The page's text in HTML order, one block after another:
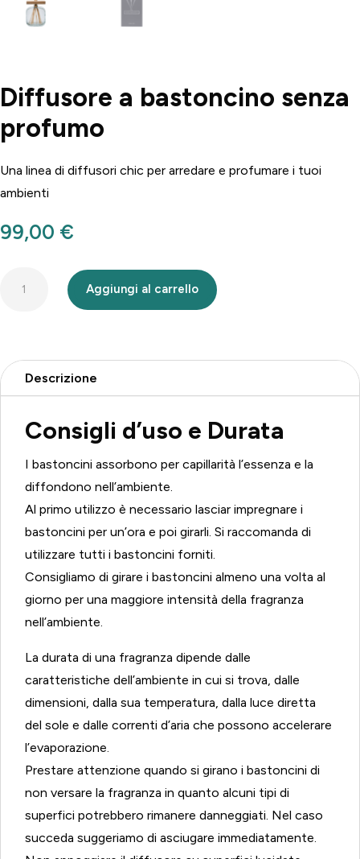
Diffusore a bastoncino senza
profumo
Una linea di diffusori chic per arredare e profumare i tuoi
ambienti
99,00 €
profumo
Aggiungi al carrello
Descrizione
Consigli d’uso e Durata
I bastoncini assorbono per capillarità l’essenza e la
diffondono nell’ambiente.
Al primo utilizzo è necessario lasciar impregnare i
bastoncini per un’ora e poi girarli. Si raccomanda di
utilizzare tutti i bastoncini forniti.
Consigliamo di girare i bastoncini almeno una volta al
giorno per una maggiore intensità della fragranza
nell’ambiente.
La durata di una fragranza dipende dalle
caratteristiche dell’ambiente in cui si trova, dalle
dimensioni, dalla sua temperatura, dalla luce diretta
del sole e dalle correnti d’aria che possono accelerare
l’evaporazione.
Prestare attenzione quando si girano i bastoncini di
non versare la fragranza in quanto alcuni tipi di
superfici potrebbero rimanere danneggiati. Nel caso
succeda suggeriamo di asciugare immediatamente.